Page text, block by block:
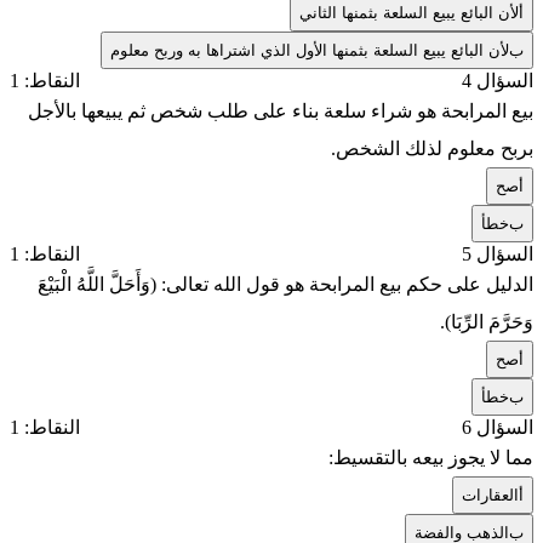
لأن البائع يبيع السلعة بثمنها الثاني
بلأن البائع يبيع السلعة بثمنها الأول الذي اشتراها به وربح معلوم
السؤال 4
النقاط: 1
بيع المرابحة هو شراء سلعة بناء على طلب شخص ثم يبيعها بالأجل
بربح معلوم لذلك الشخص.
صح
بخطأ
السؤال 5
النقاط: 1
الدليل على حكم بيع المرابحة هو قول الله تعالى: (وَأَحَلَّ اللَّهُ الْبَيْعَ
وَحَرَّمَ الرِّبَا).
صح
بخطأ
السؤال 6
النقاط: 1
مما لا يجوز بيعه بالتقسيط:
العقارات
بالذهب والفضة